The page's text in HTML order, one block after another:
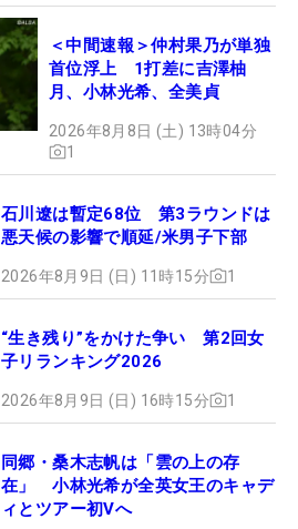
＜中間速報＞仲村果乃が単独
首位浮上 1打差に吉澤柚
月、小林光希、全美貞
2026年8月8日 (土) 13時04分
1
石川遼は暫定68位 第3ラウンドは
悪天候の影響で順延/米男子下部
2026年8月9日 (日) 11時15分 1
“生き残り”をかけた争い 第2回女
子リランキング2026
2026年8月9日 (日) 16時15分 1
同郷・桑木志帆は「雲の上の存
在」 小林光希が全英女王のキャデ
ィとツアー初Vへ